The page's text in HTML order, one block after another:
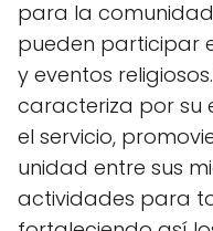
para la
pueden participar
y eventos
caracteriza por su
el servicio,
unidad entre sus
actividades para